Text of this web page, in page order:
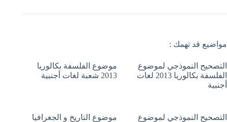
مواضيع قد تهمك :
التصحيح النموذجي لموضوع
الفلسفة بكالوريا 2013 لغات
أجنبية
موضوع الفلسفة بكالوريا
2013 شعبة لغات أجنبية
التصحيح النموذجي لموضوع
موضوع التاريخ و الجغرافيا